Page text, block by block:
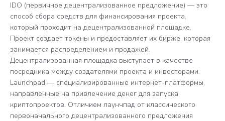
IDO (первичное децентрализованное предложение) — это
способ сбора средств для финансирования проекта,
который проходит на децентрализованной площадке.
Проект создаёт токены и предоставляет их бирже, которая
занимается распределением и продажей.
Децентрализованная площадка выступает в качестве
посредника между создателями проекта и инвесторами.
Launchpad — специализированные интернет-платформы,
направленные на привлечение денег для запуска
криптопроектов. Отличием лаунчпад от классического
первоначального децентрализованного предложения